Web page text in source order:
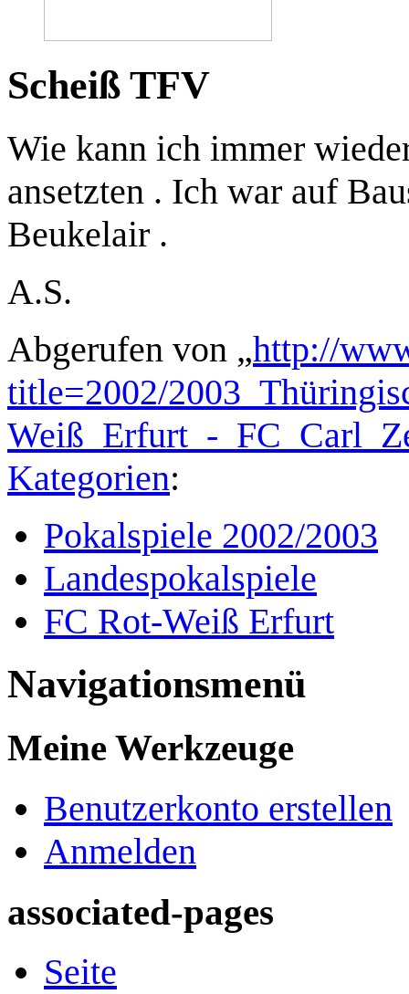
Scheiß TFV
Wie kann ich immer
ansetzten . Ich war auf
Beukelair .
A.S.
Abgerufen von „http://
title=2002/
Weiß_Erfurt_-
Kategorien:
Pokalspiele 2002/2003
Landespokalspiele
FC Rot-Weiß Erfurt
Navigationsmenü
Meine Werkzeuge
Benutzerkonto erstellen
Anmelden
associated-pages
Seite